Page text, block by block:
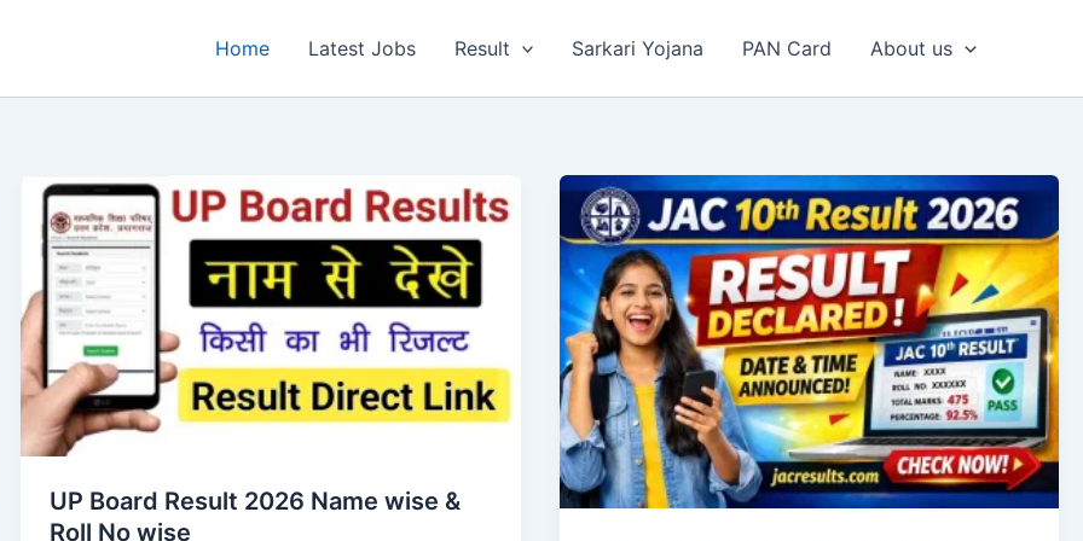
Home Latest Jobs Result Sarkari Yojana PAN Card About us
UP Board Result 2026 Name wise &
Roll No wise